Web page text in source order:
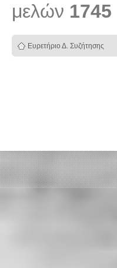
μελών 1745
Ευρετήριο Δ. Συζήτησης